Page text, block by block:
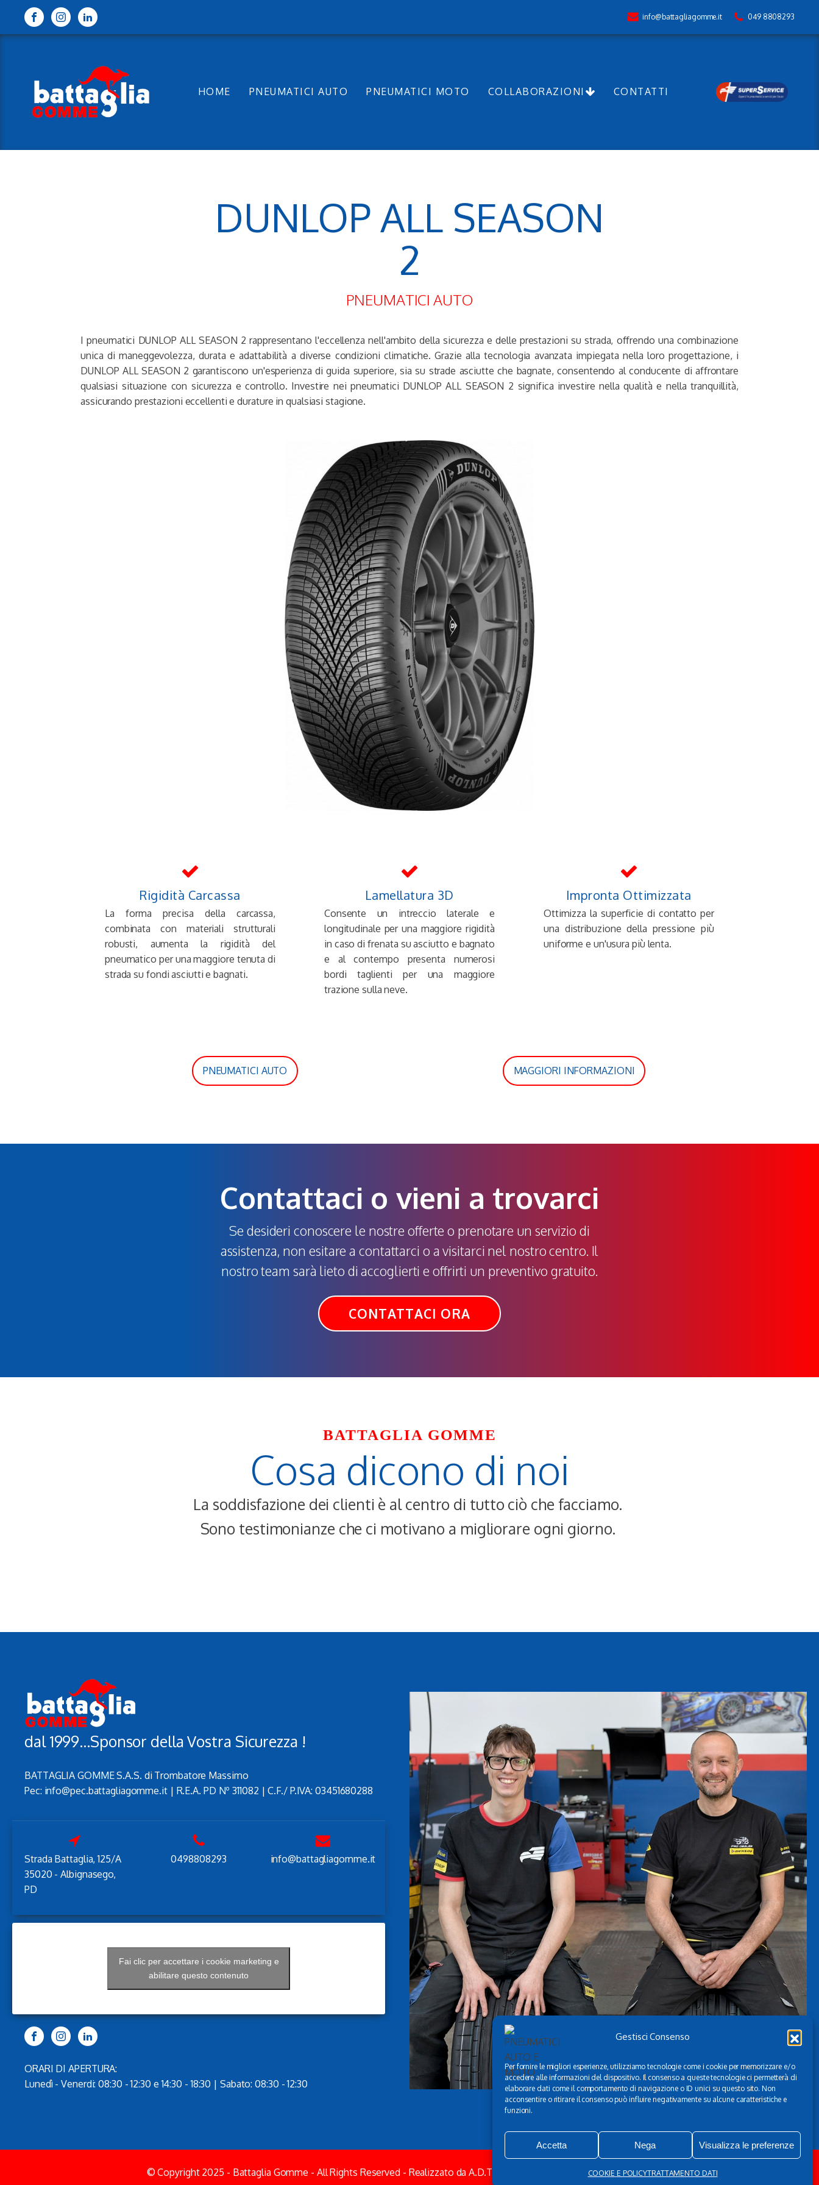
Gestisci Consenso
Per fornire le migliori esperienze, utilizziamo tecnologie come i cookie per memorizzare e/o
accedere alle informazioni del dispositivo. Il consenso a queste tecnologie ci permetterà di
elaborare dati come il comportamento di navigazione o ID unici su questo sito. Non
acconsentire o ritirare il consenso può influire negativamente su alcune caratteristiche e
funzioni.
Accetta Nega Visualizza le preferenze
COOKIE E POLICYTRATTAMENTO DATI
info@battagliagomme.it 049 8808293
HOME PNEUMATICI AUTO PNEUMATICI MOTO COLLABORAZIONI CONTATTI
DUNLOP ALL SEASON
2
PNEUMATICI AUTO
I pneumatici DUNLOP ALL SEASON 2 rappresentano l'eccellenza nell'ambito della sicurezza e delle prestazioni su strada, offrendo una combinazione
unica di maneggevolezza, durata e adattabilità a diverse condizioni climatiche. Grazie alla tecnologia avanzata impiegata nella loro progettazione, i
DUNLOP ALL SEASON 2 garantiscono un'esperienza di guida superiore, sia su strade asciutte che bagnate, consentendo al conducente di affrontare
qualsiasi situazione con sicurezza e controllo. Investire nei pneumatici DUNLOP ALL SEASON 2 significa investire nella qualità e nella tranquillità,
assicurando prestazioni eccellenti e durature in qualsiasi stagione.
Rigidità Carcassa
La forma precisa della carcassa,
combinata con materiali strutturali
robusti, aumenta la rigidità del
pneumatico per una maggiore tenuta di
strada su fondi asciutti e bagnati.
Lamellatura 3D
Consente un intreccio laterale e
longitudinale per una maggiore rigidità
in caso di frenata su asciutto e bagnato
e al contempo presenta numerosi
bordi taglienti per una maggiore
trazione sulla neve.
Impronta Ottimizzata
Ottimizza la superficie di contatto per
una distribuzione della pressione più
uniforme e un'usura più lenta.
PNEUMATICI AUTO MAGGIORI INFORMAZIONI
Contattaci o vieni a trovarci
Se desideri conoscere le nostre offerte o prenotare un servizio di
assistenza, non esitare a contattarci o a visitarci nel nostro centro. Il
nostro team sarà lieto di accoglierti e offrirti un preventivo gratuito.
CONTATTACI ORA
BATTAGLIA GOMME
Cosa dicono di noi
La soddisfazione dei clienti è al centro di tutto ciò che facciamo.
Sono testimonianze che ci motivano a migliorare ogni giorno.
dal 1999...Sponsor della Vostra Sicurezza !
BATTAGLIA GOMME S.A.S. di Trombatore Massimo
Pec: info@pec.battagliagomme.it | R.E.A. PD Nº 311082 | C.F./ P.IVA: 03451680288
Strada Battaglia, 125/A
35020 - Albignasego,
PD
0498808293 info@battagliagomme.it
Fai clic per accettare i cookie marketing e
abilitare questo contenuto
ORARI DI APERTURA:
Lunedì - Venerdi: 08:30 - 12:30 e 14:30 - 18:30 | Sabato: 08:30 - 12:30
© Copyright 2025 - Battaglia Gomme - All Rights Reserved - Realizzato da A.D.T. - Cookie e Policy (UE)